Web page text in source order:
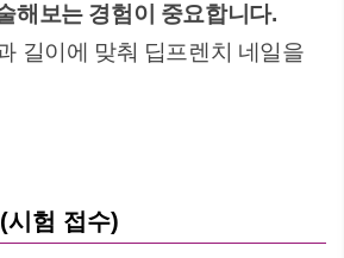
해보는 경험이 중요합니다.
길이에 맞춰 딥프렌치 네일을
시험 접수)